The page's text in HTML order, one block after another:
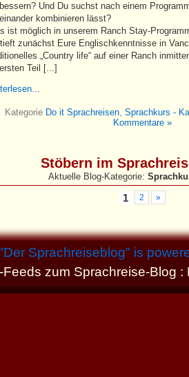
Und Du suchst nach einem
kombinieren lässt?
ist möglich in unserem Ranch Stay-
zunächst Eure Englischkenntnisse in
„Country life“ auf einer Ranch
Teil [...]
Kategorie Do it Sprachreisen, Sprachkurs -
Kommentare »
Stöbern im
Aktuelle Blog-Kategorie:
1 2 »
Der Sprachreiseblog" is
Feeds zum Sprachreise-Blog :